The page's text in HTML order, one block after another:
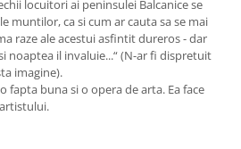
locuitori ai peninsulei Balcanice se
muntilor, ca si cum ar cauta sa se mai
raze ale acestui asfintit dureros - dar
noaptea il invaluie...“ (N-ar fi dispretuit
imagine).
fapta buna si o opera de arta. Ea face